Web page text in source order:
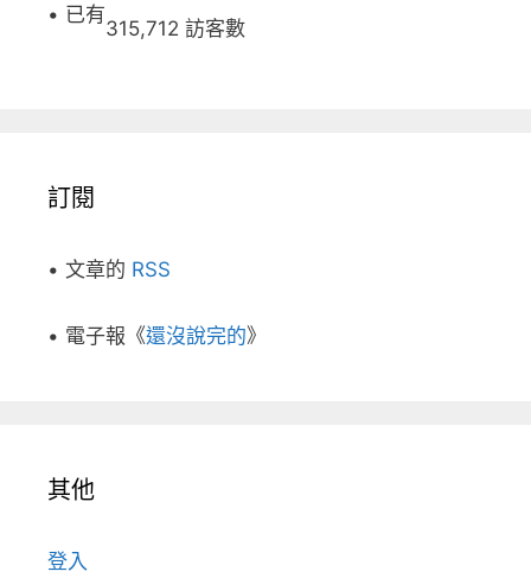
• 已有
315,712 訪客數
訂閱
• 文章的 RSS
• 電子報《還沒說完的》
其他
登入